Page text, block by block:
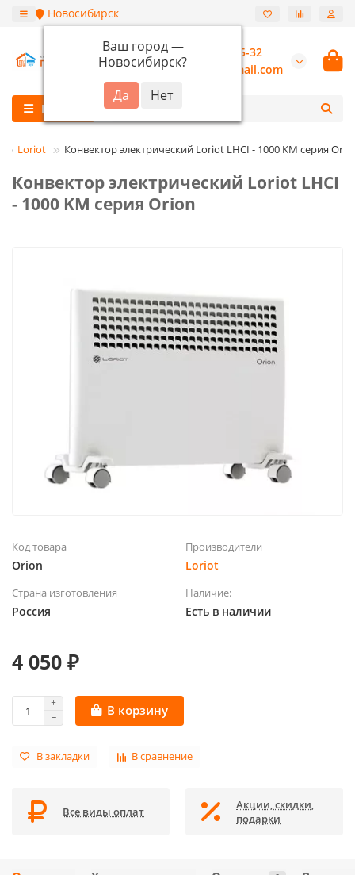
Новосибирск
Ваш город —
Новосибирск?
+7 (913) 987-55-32
burannsk@gmail.com
Каталог
Loriot Конвектор электрический Loriot LHCI - 1000 KM серия
Конвектор электрический Loriot LHCI
- 1000 KM серия Orion
Код товара
Orion
Производители
Loriot
Страна изготовления
Россия
Наличие:
Есть в наличии
4 050 ₽
В корзину
В закладки В сравнение
Все виды оплат
Акции, скидки,
подарки